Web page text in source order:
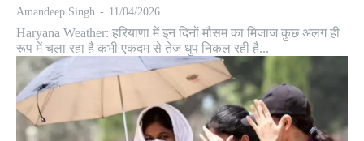
Amandeep Singh - 11/04/2026
Haryana Weather: हरियाणा में इन दिनों मौसम का मिजाज कुछ अलग ही
रूप में चला रहा है कभी एकदम से तेज धुप निकल रही है...